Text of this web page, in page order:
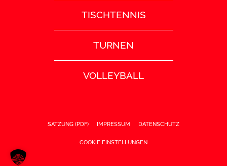
TISCHTENNIS
TURNEN
VOLLEYBALL
SATZUNG (PDF) IMPRESSUM DATENSCHUTZ
COOKIE EINSTELLUNGEN